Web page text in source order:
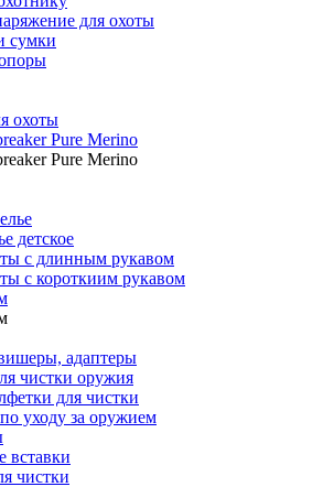
для охоты
сумки
охоты
Pure Merino
Pure Merino
детское
с длинным рукавом
с короткиим рукавом
адаптеры
чистки оружия
для чистки
уходу за оружием
вставки
чистки